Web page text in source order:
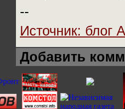
--
Источник: блог
Добавить